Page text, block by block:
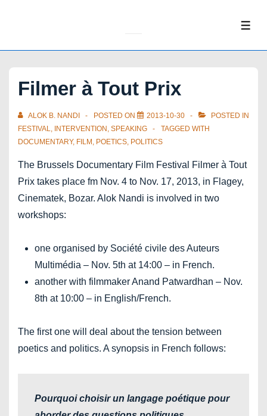
Filmer à Tout Prix
ALOK B. NANDI POSTED ON 2013-10-30
POSTED IN
FESTIVAL, INTERVENTION , SPEAKING
TAGGED WITH
DOCUMENTARY, FILM , POETICS, POLITICS
The Brussels Documentary Film Festival Filmer à Tout
Prix takes place fm Nov. 4 to Nov. 17, 2013, in Flagey,
Cinematek, Bozar. Alok Nandi is involved in two
workshops:
one organised by Société civile des Auteurs
Multimédia – Nov. 5th at 14:00 – in French.
another with filmmaker Anand Patwardhan – Nov.
8th at 10:00 – in English/French.
The first one will deal about the tension between
poetics and politics. A synopsis in French follows:
Pourquoi choisir un langage poétique pour